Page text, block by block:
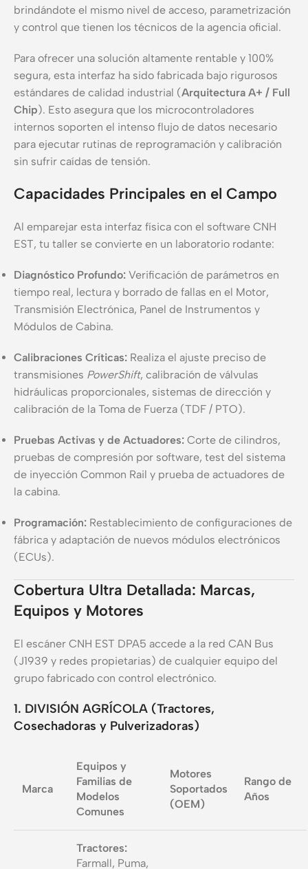
brindándote el mismo nivel de acceso, parametrización
y control que tienen los técnicos de la agencia oficial.
Para ofrecer una solución altamente rentable y 100%
segura, esta interfaz ha sido fabricada bajo rigurosos
estándares de calidad industrial (Arquitectura A+ / Full
Chip). Esto asegura que los microcontroladores
internos soporten el intenso flujo de datos necesario
para ejecutar rutinas de reprogramación y calibración
sin sufrir caídas de tensión.
Capacidades Principales en el Campo
Al emparejar esta interfaz física con el software CNH
EST, tu taller se convierte en un laboratorio rodante:
Diagnóstico Profundo: Verificación de parámetros en
tiempo real, lectura y borrado de fallas en el Motor,
Transmisión Electrónica, Panel de Instrumentos y
Módulos de Cabina.
Calibraciones Críticas: Realiza el ajuste preciso de
transmisiones PowerShift, calibración de válvulas
hidráulicas proporcionales, sistemas de dirección y
calibración de la Toma de Fuerza (TDF / PTO).
Pruebas Activas y de Actuadores: Corte de cilindros,
pruebas de compresión por software, test del sistema
de inyección Common Rail y prueba de actuadores de
la cabina.
Programación: Restablecimiento de configuraciones de
fábrica y adaptación de nuevos módulos electrónicos
(ECUs).
Cobertura Ultra Detallada: Marcas,
Equipos y Motores
El escáner CNH EST DPA5 accede a la red CAN Bus
(J1939 y redes propietarias) de cualquier equipo del
grupo fabricado con control electrónico.
1. DIVISIÓN AGRÍCOLA (Tractores,
Cosechadoras y Pulverizadoras)
Marca
Equipos y
Familias de
Modelos
Comunes
Motores
Soportados
(OEM)
Rango de
Años
Tractores:
Farmall, Puma,